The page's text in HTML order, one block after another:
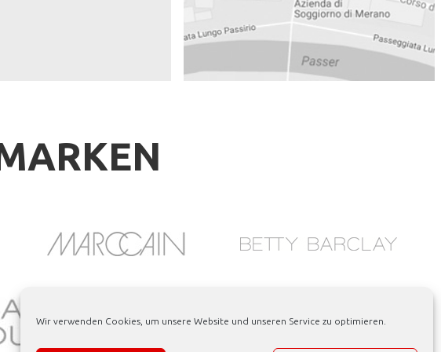
Wir verwenden Cookies, um unsere Website und unseren Service zu optimieren.